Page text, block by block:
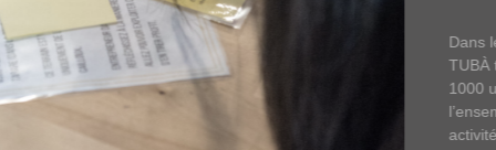
Dans
TUBÀ
1000